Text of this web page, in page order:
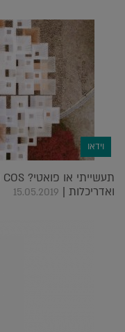
וידאו
ואדריכלות | 15.05.2019